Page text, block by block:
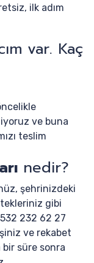
ilk adım
var. Kaç
ve buna
teslim
nedir?
şehrinizdeki
gibi
232 62 27
ve rekabet
bir süre sonra